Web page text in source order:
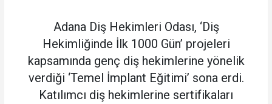
Adana Diş Hekimleri Odası, ‘Diş
Hekimliğinde İlk 1000 Gün’ projeleri
kapsamında genç diş hekimlerine yönelik
verdiği ‘Temel İmplant Eğitimi’ sona erdi.
Katılımcı diş hekimlerine sertifikaları